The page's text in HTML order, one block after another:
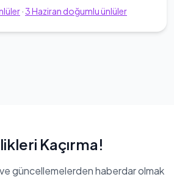
·3Haziran doğumlu ünlüler
Kaçırma!
güncellemelerden haberdar olmak